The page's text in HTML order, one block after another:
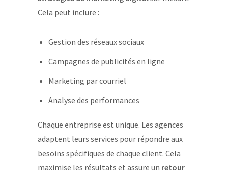
Cela peut inclure :
Gestion des réseaux sociaux
Campagnes de publicités en ligne
Marketing par courriel
Analyse des performances
Chaque entreprise est unique. Les agences
adaptent leurs services pour répondre aux
besoins spécifiques de chaque client. Cela
maximise les résultats et assure un retour